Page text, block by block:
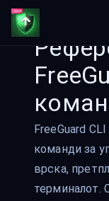
FreeGuard
команди за
врска,
терминалот.